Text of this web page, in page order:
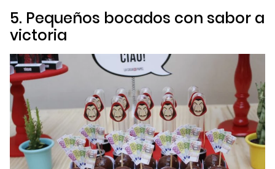
5. Pequeños bocados con sabor a
victoria